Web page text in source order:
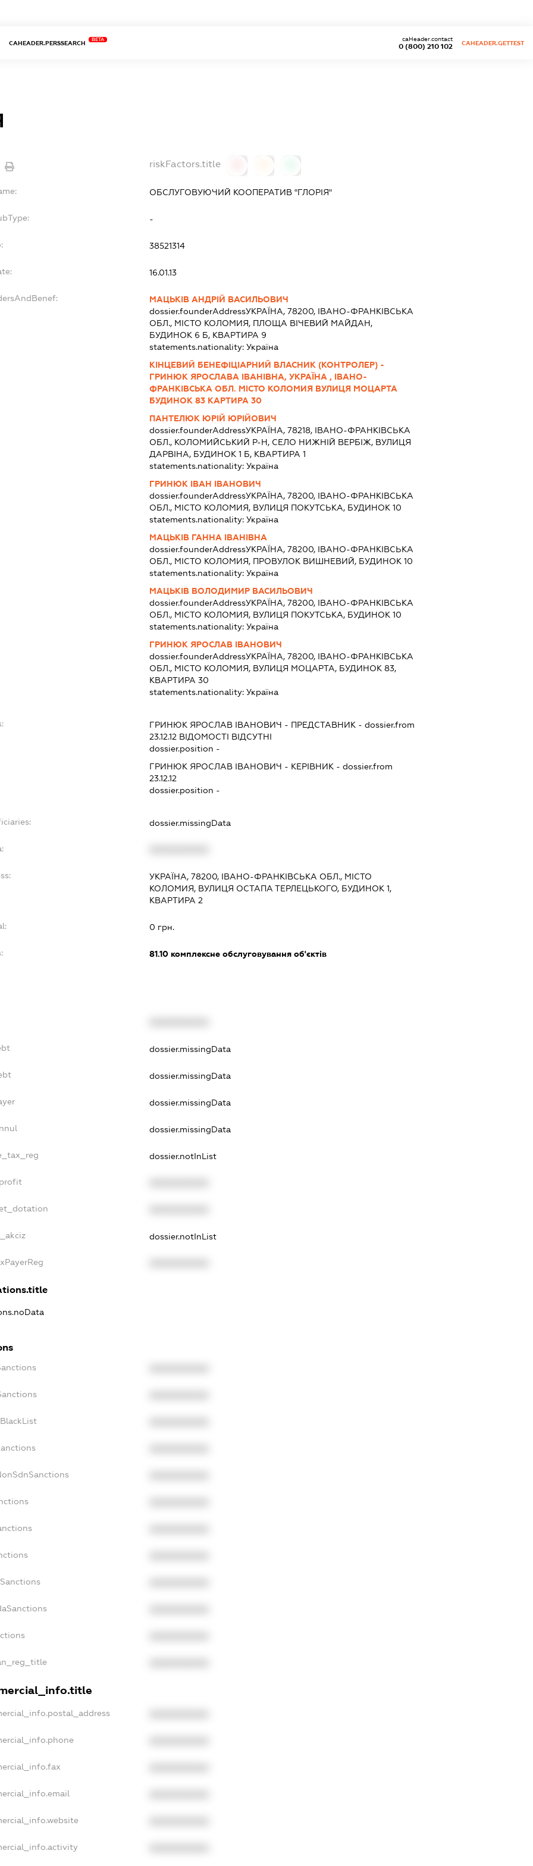
CAHEADER.PERSSEARCH
BETA
0 (800) 210 102
caHeader.contact
CAHEADER.GETTEST
riskFactors.title
ОБСЛУГОВУЮЧИЙ КООПЕРАТИВ "ГЛОРІЯ"
-
38521314
16.01.13
МАЦЬКІВ АНДРІЙ ВАСИЛЬОВИЧ
dossier.founderAddressУКРАЇНА, 78200, ІВАНО-ФРАНКІВСЬКА
ОБЛ., МІСТО КОЛОМИЯ, ПЛОЩА ВІЧЕВИЙ МАЙДАН,
БУДИНОК 6 Б, КВАРТИРА 9
statements.nationality: Україна
КІНЦЕВИЙ БЕНЕФІЦІАРНИЙ ВЛАСНИК (КОНТРОЛЕР) -
ГРИНЮК ЯРОСЛАВА ІВАНІВНА, УКРАЇНА , ІВАНО-
ФРАНКІВСЬКА ОБЛ. МІСТО КОЛОМИЯ ВУЛИЦЯ МОЦАРТА
БУДИНОК 83 КАРТИРА 30
ПАНТЕЛЮК ЮРІЙ ЮРІЙОВИЧ
dossier.founderAddressУКРАЇНА, 78218, ІВАНО-ФРАНКІВСЬКА
ОБЛ., КОЛОМИЙСЬКИЙ Р-Н, СЕЛО НИЖНІЙ ВЕРБІЖ, ВУЛИЦЯ
ДАРВІНА, БУДИНОК 1 Б, КВАРТИРА 1
statements.nationality: Україна
ГРИНЮК ІВАН ІВАНОВИЧ
dossier.founderAddressУКРАЇНА, 78200, ІВАНО-ФРАНКІВСЬКА
ОБЛ., МІСТО КОЛОМИЯ, ВУЛИЦЯ ПОКУТСЬКА, БУДИНОК 10
statements.nationality: Україна
МАЦЬКІВ ГАННА ІВАНІВНА
dossier.founderAddressУКРАЇНА, 78200, ІВАНО-ФРАНКІВСЬКА
ОБЛ., МІСТО КОЛОМИЯ, ПРОВУЛОК ВИШНЕВИЙ, БУДИНОК 10
statements.nationality: Україна
МАЦЬКІВ ВОЛОДИМИР ВАСИЛЬОВИЧ
dossier.founderAddressУКРАЇНА, 78200, ІВАНО-ФРАНКІВСЬКА
ОБЛ., МІСТО КОЛОМИЯ, ВУЛИЦЯ ПОКУТСЬКА, БУДИНОК 10
statements.nationality: Україна
ГРИНЮК ЯРОСЛАВ ІВАНОВИЧ
dossier.founderAddressУКРАЇНА, 78200, ІВАНО-ФРАНКІВСЬКА
ОБЛ., МІСТО КОЛОМИЯ, ВУЛИЦЯ МОЦАРТА, БУДИНОК 83,
КВАРТИРА 30
statements.nationality: Україна
ГРИНЮК ЯРОСЛАВ ІВАНОВИЧ - ПРЕДСТАВНИК - dossier.from
23.12.12 ВІДОМОСТІ ВІДСУТНІ
dossier.position -
ГРИНЮК ЯРОСЛАВ ІВАНОВИЧ - КЕРІВНИК - dossier.from
23.12.12
dossier.position -
dossier.missingData
УКРАЇНА, 78200, ІВАНО-ФРАНКІВСЬКА ОБЛ., МІСТО
КОЛОМИЯ, ВУЛИЦЯ ОСТАПА ТЕРЛЕЦЬКОГО, БУДИНОК 1,
КВАРТИРА 2
0 грн.
81.10комплексне обслуговування об'єктів
dossier.missingData
dossier.missingData
dossier.missingData
dossier.missingData
dossier.notInList
dossier.notInList